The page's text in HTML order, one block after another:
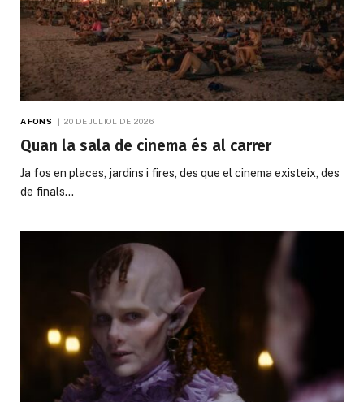
A FONS 20 DE JULIOL DE 2026
Quan la sala de cinema és al carrer
Ja fos en places, jardins i fires, des que el cinema existeix, des
de finals…